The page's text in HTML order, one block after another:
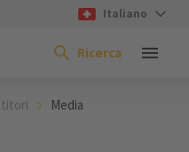
Italiano
Ricerca
Media